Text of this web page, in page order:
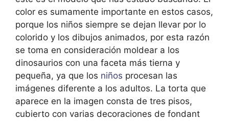
color es sumamente importante en estos casos,
porque los niños siempre se dejan llevar por lo
colorido y los dibujos animados, por esta razón
se toma en consideración moldear a los
dinosaurios con una faceta más tierna y
pequeña, ya que los niños procesan las
imágenes diferente a los adultos. La torta que
aparece en la imagen consta de tres pisos,
cubierto con varias decoraciones de fondant